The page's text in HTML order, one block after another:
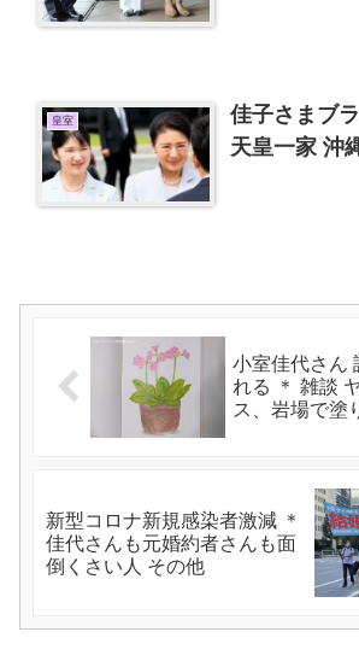
皇室
佳子さまブ
天皇一家 沖
小室佳代さん
れる ＊ 雑談
ス、岩場で塗
新型コロナ新規感染者激減 ＊
佳代さんも元婚約者さんも面
倒くさい人 その他